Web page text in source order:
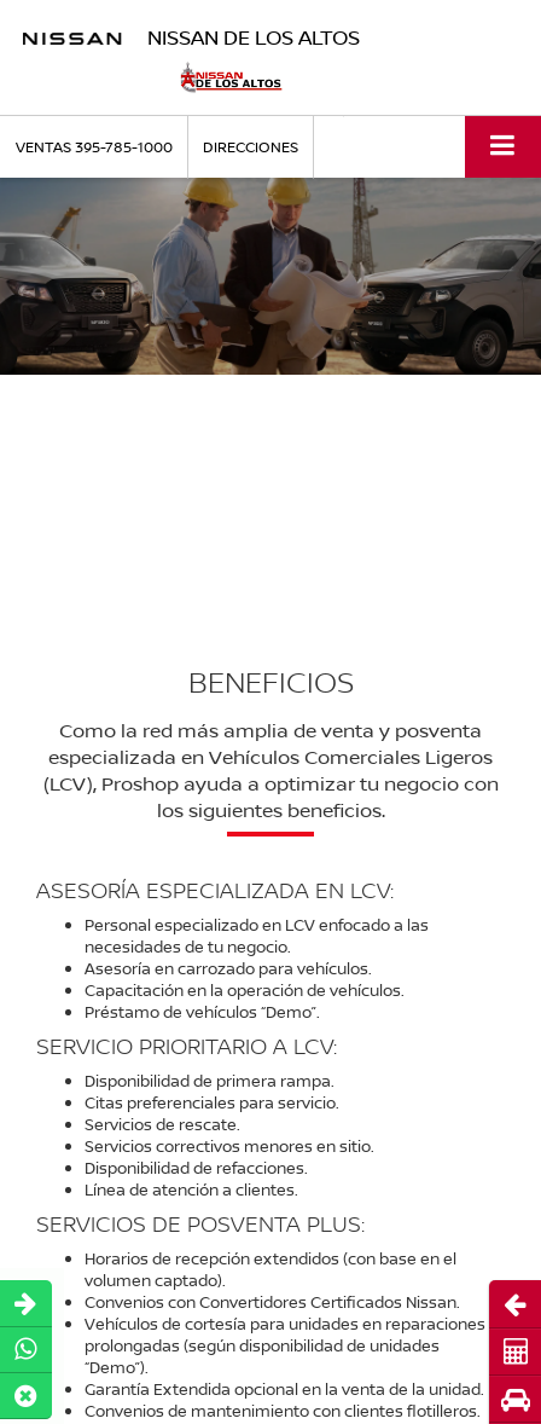
NISSAN DE LOS ALTOS
VENTAS395-785-1000 DIRECCIONES
BENEFICIOS
Como la red más amplia de venta y posventa
especializada en Vehículos Comerciales Ligeros
(LCV), Proshop ayuda a optimizar tu negocio con
los siguientes beneficios.
ASESORÍA ESPECIALIZADA EN LCV:
Personal especializado en LCV enfocado a las
necesidades de tu negocio.
Asesoría en carrozado para vehículos.
Capacitación en la operación de vehículos.
Préstamo de vehículos “Demo”.
SERVICIO PRIORITARIO A LCV:
Disponibilidad de primera rampa.
Citas preferenciales para servicio.
Servicios de rescate.
Servicios correctivos menores en sitio.
Disponibilidad de refacciones.
Línea de atención a clientes.
SERVICIOS DE POSVENTA PLUS:
Horarios de recepción extendidos (con base en el
volumen captado).
Convenios con Convertidores Certificados Nissan.
Vehículos de cortesía para unidades en reparaciones
prolongadas (según disponibilidad de unidades
“Demo”).
Garantía Extendida opcional en la venta de la unidad.
Convenios de mantenimiento con clientes flotilleros.